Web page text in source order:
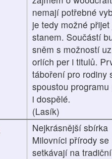
nemají potřebné
je tedy možné
stanem. Součástí
sněm s možností
orlích per i titulů.
táboření pro rodiny
spoustou programu
i dospělé.
(Lasík)
Nejkrásnější sbírka
Milovníci přírody se
setkávají na